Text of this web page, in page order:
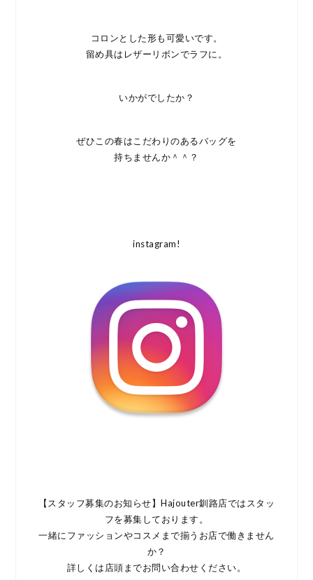
コロンとした形も可愛いです。
留め具はレザーリボンでラフに。
いかがでしたか？
ぜひこの春はこだわりのあるバッグを
持ちませんか＾＾？
instagram!
【スタッフ募集のお知らせ】Hajouter釧路店ではスタッ
フを募集しております。
一緒にファッションやコスメまで揃うお店で働きません
か？
詳しくは店頭までお問い合わせください。